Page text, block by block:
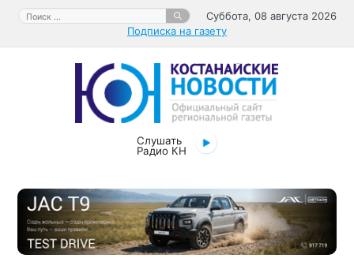
Перейти
содержимому
Поиск:
Суббота, 08 августа 2026
Подписка на газету
Слушать
Радио КН